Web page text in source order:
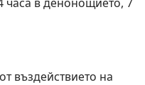
въздействието на